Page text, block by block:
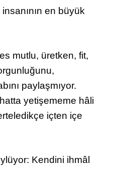
en büyük
mutlu, üretken, fit,
paylaşmıyor.
yetişememe hâli
içten içe
Kendini ihmâl